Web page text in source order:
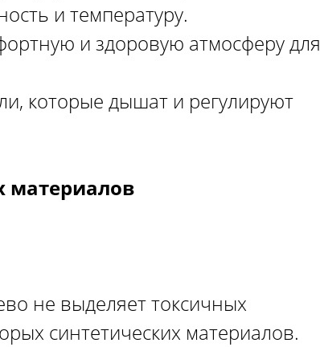
и температуру.
и здоровую атмосферу для
которые дышат и регулируют
материалов
не выделяет токсичных
синтетических материалов.